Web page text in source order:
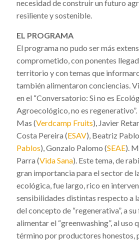
necesidad de construir un futuro
resiliente y sostenible.
EL PROGRAMA
El programa no pudo ser más
comprometido, con ponentes
territorio y con temas que
también alimentaron conciencias.
en el “Conversatorio: Si no es
Agroecológico, no es regenerativo”.
Mas (Verdcamp Fruits), Javier
Costa Pereira (ESAV), Beatriz
Pablos), Gonzalo Palomo (SEAE).
Parra (Vida Sana). Este tema, de
gran importancia para el sector de
ecológica, fue largo, rico en
sensibilidades distintas respecto a
del concepto de “regenerativa”, a
alimentar el “greenwashing”, al uso
término por productores honestos,